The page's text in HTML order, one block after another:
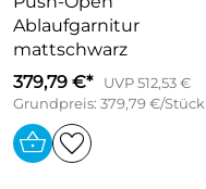
Ablaufgarnitur
mattschwarz
379,79 €*
UVP 512,53 €
Grundpreis: 379,79 €/Stück